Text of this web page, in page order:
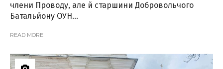
члени Проводу, але й старшини Добровольчого
Батальйону ОУН...
READ MORE